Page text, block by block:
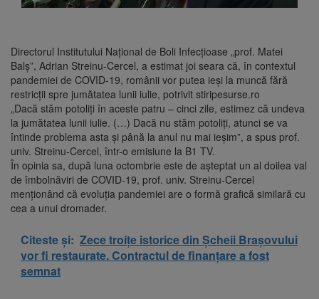
Directorul Institutului Naţional de Boli Infecţioase „prof. Matei
Balş”, Adrian Streinu-Cercel, a estimat joi seara că, în contextul
pandemiei de COVID-19, românii vor putea ieşi la muncă fără
restricţii spre jumătatea lunii iulie, potrivit stiripesurse.ro
„Dacă stăm potoliţi în aceste patru – cinci zile, estimez că undeva
la jumătatea lunii iulie. (…) Dacă nu stăm potoliţi, atunci se va
întinde problema asta şi până la anul nu mai ieşim”, a spus prof.
univ. Streinu-Cercel, într-o emisiune la B1 TV.
În opinia sa, după luna octombrie este de aşteptat un al doilea val
de îmbolnăviri de COVID-19, prof. univ. Streinu-Cercel
menţionând că evoluţia pandemiei are o formă grafică similară cu
cea a unui dromader.
Citeste și: Zece troițe istorice din Șcheii Brașovului
vor fi restaurate. Contractul de finanțare a fost
semnat